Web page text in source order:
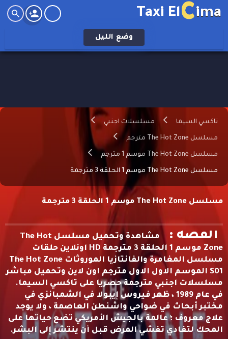
Taxi ElCima
وضع الليل
تاكسي السيما مسلسلات اجنبي
مسلسل The Hot Zone مترجم
مسلسل The Hot Zone موسم 1 مترجم
مسلسل The Hot Zone موسم 1 الحلقة 3 مترجمة
مسلسل The Hot Zone موسم 1 الحلقة 3 مترجمة
القصه :
مشاهدة وتحميل مسلسل The Hot
Zone موسم 1 الحلقة 3 مترجمة HD اونلاين حلقات
مسلسل المغامرة والفانتازيا الموروثات The Hot Zone
S01 الموسم الاول الاول مترجم اون لاين وتحميل مباشر
مسلسلات اجنبي مترجمة حصريا على تاكسي السيما.
في عام 1989 ، ظهر فيروس إيبولا في الشمبانزي في
مختبر أبحاث في ضواحي واشنطن العاصمة ، ولا يوجد
علاج معروف ؛ عالمة بالجيش الأمريكي تضع حياتها على
المحك لتفادي تفشي المرض قبل أن ينتشر إلى البشر.